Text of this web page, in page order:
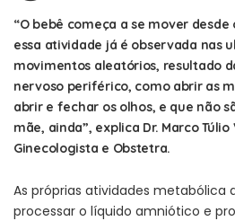
“O bebê começa a se mover
essa atividade já é observada nas
movimentos aleatórios, resultado
nervoso periférico, como abrir as
abrir e fechar os olhos, e que não
mãe, ainda”, explica Dr. Marco
Ginecologista e Obstetra.
As próprias atividades metabólica
processar o líquido amniótico e